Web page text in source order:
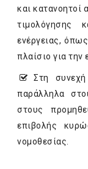
και
τιμολόγησης
ενέργειας,
πλαίσιο για την
Στη
παράλληλα
στους
επιβολής
νομοθεσίας.